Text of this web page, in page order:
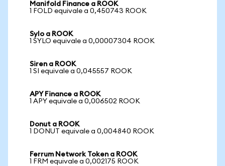
Manifold Finance a ROOK
1 FOLD equivale a 0,450743 ROOK
Sylo a ROOK
1 SYLO equivale a 0,00007304 ROOK
Siren a ROOK
1 SI equivale a 0,045557 ROOK
APY Finance a ROOK
1 APY equivale a 0,006502 ROOK
Donut a ROOK
1 DONUT equivale a 0,004840 ROOK
Ferrum Network Token a ROOK
1 FRM equivale a 0,002175 ROOK